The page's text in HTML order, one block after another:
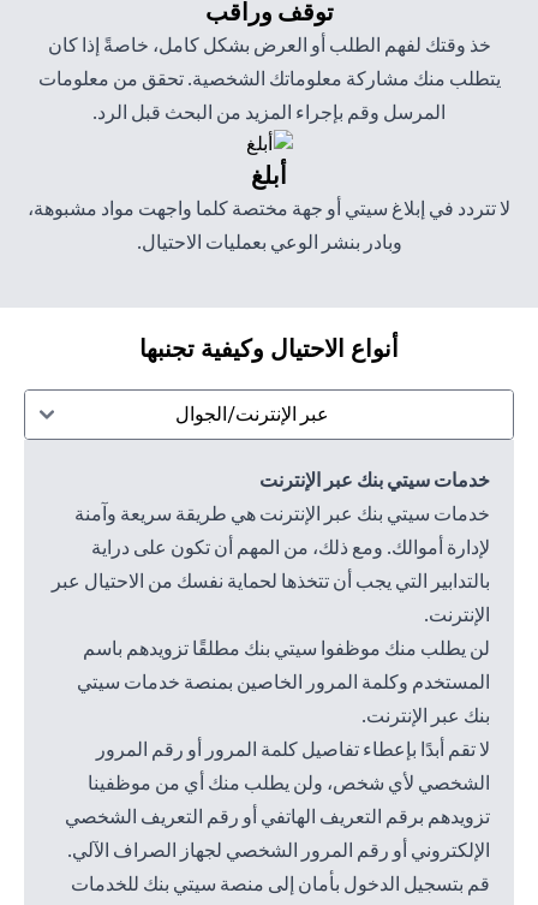
توقف وراقب
خذ وقتك لفهم الطلب أو العرض بشكل كامل، خاصةً إذا كان
يتطلب منك مشاركة معلوماتك الشخصية. تحقق من معلومات
المرسل وقم بإجراء المزيد من البحث قبل الرد.
أبلغ
لا تتردد في إبلاغ سيتي أو جهة مختصة كلما واجهت مواد مشبوهة،
وبادر بنشر الوعي بعمليات الاحتيال.
أنواع الاحتيال وكيفية تجنبها
عبر الإنترنت/الجوال
خدمات سيتي بنك عبر الإنترنت
خدمات سيتي بنك عبر الإنترنت هي طريقة سريعة وآمنة
لإدارة أموالك. ومع ذلك، من المهم أن تكون على دراية
بالتدابير التي يجب أن تتخذها لحماية نفسك من الاحتيال عبر
الإنترنت.
لن يطلب منك موظفوا سيتي بنك مطلقًا تزويدهم باسم
المستخدم وكلمة المرور الخاصين بمنصة خدمات سيتي
بنك عبر الإنترنت.
لا تقم أبدًا بإعطاء تفاصيل كلمة المرور أو رقم المرور
الشخصي لأي شخص، ولن يطلب منك أي من موظفينا
تزويدهم برقم التعريف الهاتفي أو رقم التعريف الشخصي
الإلكتروني أو رقم المرور الشخصي لجهاز الصراف الآلي.
قم بتسجيل الدخول بأمان إلى منصة سيتي بنك للخدمات